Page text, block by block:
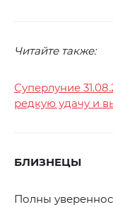
Читайте также:
Суперлуние
редкую удачу и
БЛИЗНЕЦЫ
Полны